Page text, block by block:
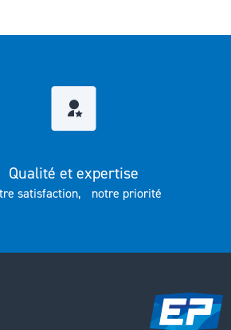
Qualité et expertise
satisfaction, notre priorité